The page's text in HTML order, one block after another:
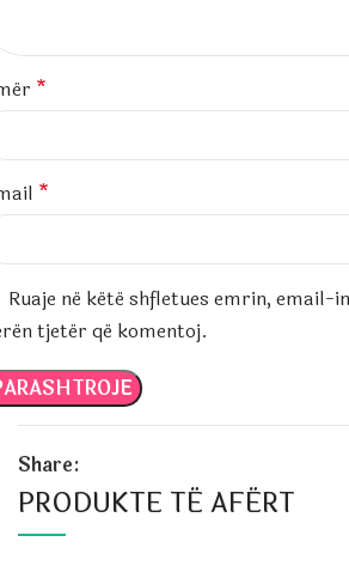
*
*
Ruaje në këtë shfletues emrin, email-
tjetër që komentoj.
Share:
PRODUKTE TË AFËRT